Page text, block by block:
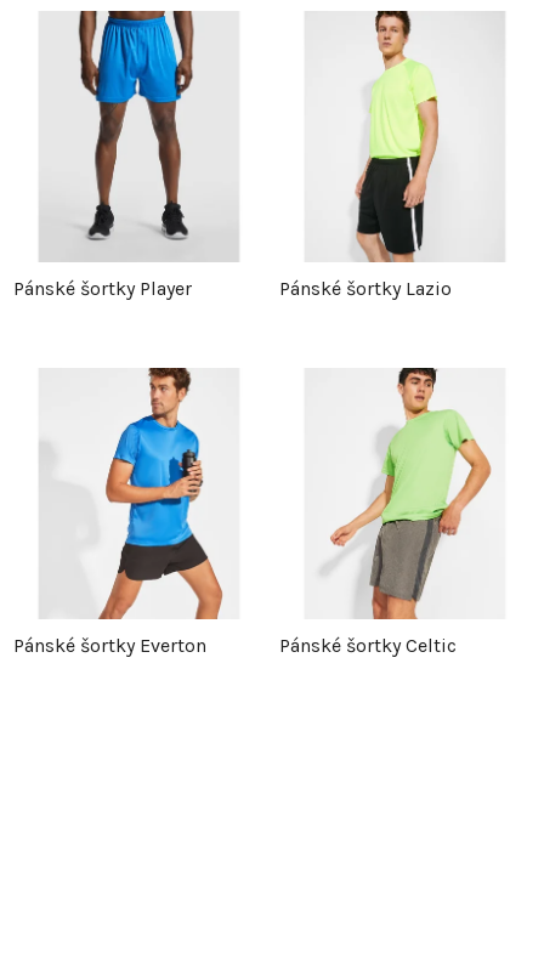
Pánské šortky Player Pánské šortky Lazio
Pánské šortky Everton Pánské šortky Celtic